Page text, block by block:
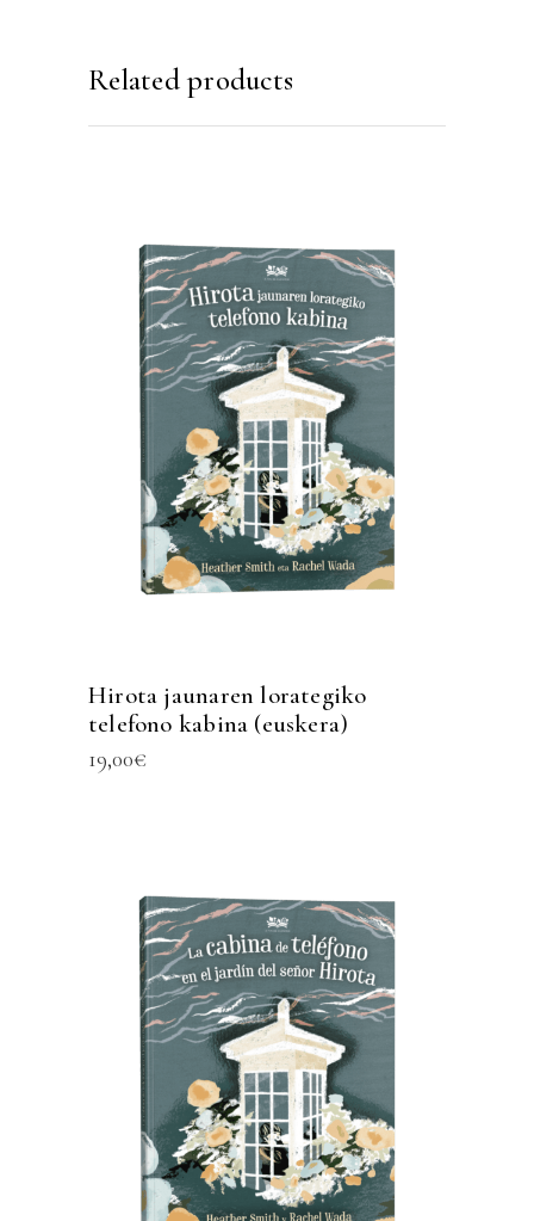
Related products
Hirota jaunaren lorategiko
telefono kabina (euskera)
19,00€